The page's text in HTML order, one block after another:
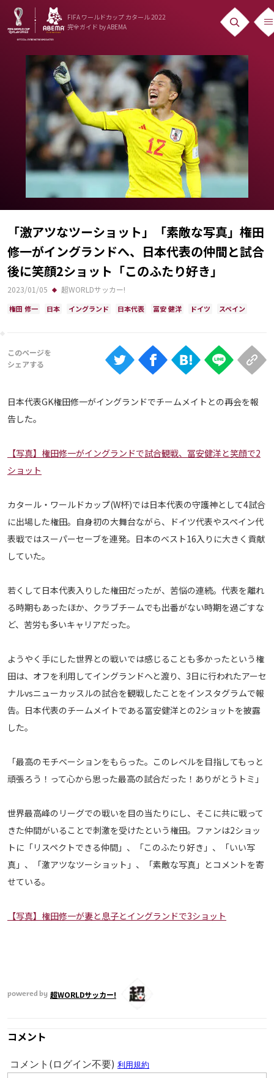
FIFA ワールドカップ カタール 2022
完全ガイド by ABEMA
ニュース
News
出場国
Teams
日本代表
日程・結果
Schedule
ランキング
大会について
iOS Apps
TV
メディアアライアンス
ご利用にあたって
プライバシーポリシー
「激アツなツーショット」「素敵な写真」権田
修一がイングランドへ、日本代表の仲間と試合
後に笑顔2ショット「このふたり好き」
2023/01/05 超WORLDサッカー!
権田 修一 日本 イングランド 日本代表 冨安 健洋 ドイツ スペイン
日本代表GK権田修一がイングランドでチームメイトとの再会を報
告した。
【写真】権田修一がイングランドで試合観戦、冨安健洋と笑顔で2
ショット
カタール・ワールドカップ(W杯)では日本代表の守護神として4試合
に出場した権田。自身初の大舞台ながら、ドイツ代表やスペイン代
表戦ではスーパーセーブを連発。日本のベスト16入りに大きく貢献
していた。
若くして日本代表入りした権田だったが、苦悩の連続。代表を離れ
る時期もあったほか、クラブチームでも出番がない時期を過ごすな
ど、苦労も多いキャリアだった。
ようやく手にした世界との戦いでは感じることも多かったという権
田は、オフを利用してイングランドへと渡り、3日に行われたアーセ
ナルvsニューカッスルの試合を観戦したことをインスタグラムで報
告。日本代表のチームメイトである冨安健洋との2ショットを披露
した。
「最高のモチベーションをもらった。このレベルを目指してもっと
頑張ろう！って心から思った最高の試合だった！ありがとうトミ」
世界最高峰のリーグでの戦いを目の当たりにし、そこに共に戦って
きた仲間がいることで刺激を受けたという権田。ファンは2ショッ
トに「リスペクトできる仲間」、「このふたり好き」、「いい写
真」、「激アツなツーショット」、「素敵な写真」とコメントを寄
せている。
【写真】権田修一が妻と息子とイングランドで3ショット
powered by 超WORLDサッカー!
コメント